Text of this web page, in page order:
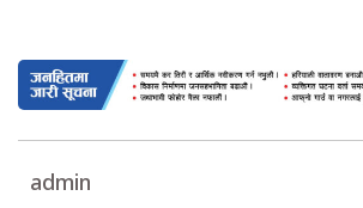
admin